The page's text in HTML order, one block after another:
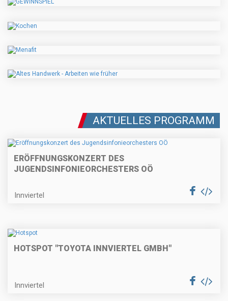
AKTUELLES PROGRAMM
ERÖFFNUNGSKONZERT DES
JUGENDSINFONIEORCHESTERS OÖ
Innviertel
HOTSPOT "TOYOTA INNVIERTEL GMBH"
Innviertel